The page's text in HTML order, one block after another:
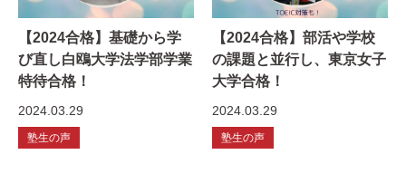
【2024合格】基礎から学
び直し白鴎大学法学部学業
特待合格！
2024.03.29
塾生の声
【2024合格】部活や学校
の課題と並行し、東京女子
大学合格！
2024.03.29
塾生の声